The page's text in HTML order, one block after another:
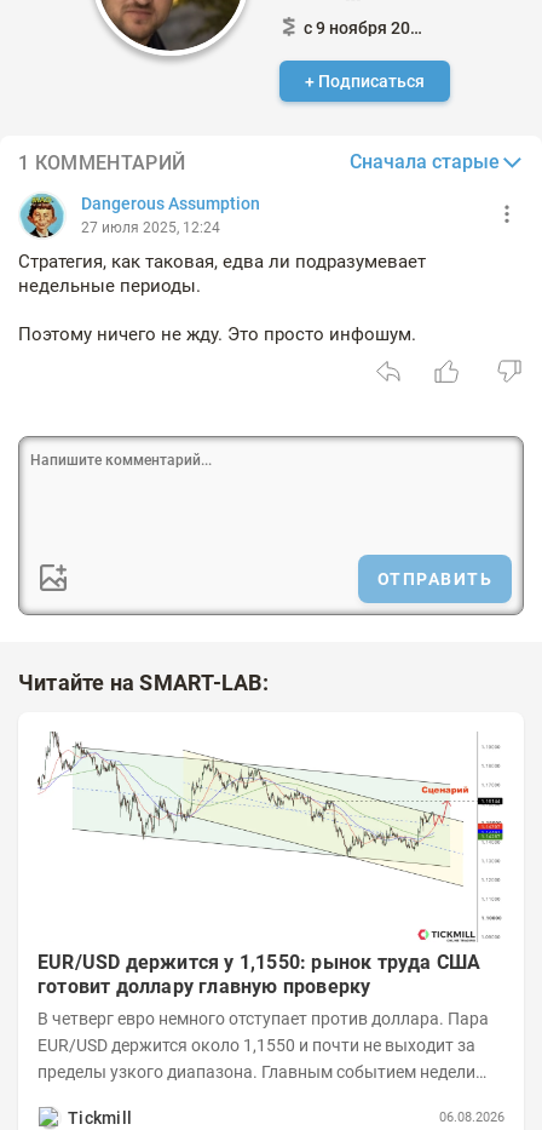
с 9 ноября 2024
+ Подписаться
1 КОММЕНТАРИЙ Сначала старые
Dangerous Assumption
27 июля 2025, 12:24
Стратегия, как таковая, едва ли подразумевает
недельные периоды.
Поэтому ничего не жду. Это просто инфошум.
ОТПРАВИТЬ
Читайте на SMART-LAB:
EUR/USD держится у 1,1550: рынок труда США
готовит доллару главную проверку
В четверг евро немного отступает против доллара. Пара
EUR/USD держится около 1,1550 и почти не выходит за
пределы узкого диапазона. Главным событием недели
Tickmill
06.08.2026